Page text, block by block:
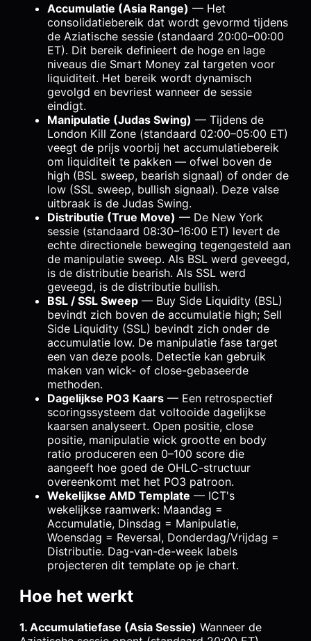
Accumulatie (Asia Range) — Het
consolidatiebereik dat wordt gevormd tijdens
de Aziatische sessie (standaard 20:00–00:00
ET). Dit bereik definieert de hoge en lage
niveaus die Smart Money zal targeten voor
liquiditeit. Het bereik wordt dynamisch
gevolgd en bevriest wanneer de sessie
eindigt.
Manipulatie (Judas Swing) — Tijdens de
London Kill Zone (standaard 02:00–05:00 ET)
veegt de prijs voorbij het accumulatiebereik
om liquiditeit te pakken — ofwel boven de
high (BSL sweep, bearish signaal) of onder de
low (SSL sweep, bullish signaal). Deze valse
uitbraak is de Judas Swing.
Distributie (True Move) — De New York
sessie (standaard 08:30–16:00 ET) levert de
echte directionele beweging tegengesteld aan
de manipulatie sweep. Als BSL werd geveegd,
is de distributie bearish. Als SSL werd
geveegd, is de distributie bullish.
BSL / SSL Sweep — Buy Side Liquidity (BSL)
bevindt zich boven de accumulatie high; Sell
Side Liquidity (SSL) bevindt zich onder de
accumulatie low. De manipulatie fase target
een van deze pools. Detectie kan gebruik
maken van wick- of close-gebaseerde
methoden.
Dagelijkse PO3 Kaars — Een retrospectief
scoringssysteem dat voltooide dagelijkse
kaarsen analyseert. Open positie, close
positie, manipulatie wick grootte en body
ratio produceren een 0–100 score die
aangeeft hoe goed de OHLC-structuur
overeenkomt met het PO3 patroon.
Wekelijkse AMD Template — ICT's
wekelijkse raamwerk: Maandag =
Accumulatie, Dinsdag = Manipulatie,
Woensdag = Reversal, Donderdag/Vrijdag =
Distributie. Dag-van-de-week labels
projecteren dit template op je chart.
Hoe het werkt
1. Accumulatiefase (Asia Sessie) Wanneer de